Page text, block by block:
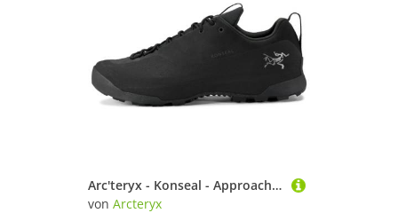
Arc'teryx - Konseal - Approachschuhe Gr 44 schwarz
von Arcteryx